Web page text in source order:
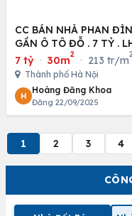
CC BÁN NHÀ PHAN
GẦN Ô TÔ ĐỖ . 7 TỶ .
7 tỷ · 30m
2
· 213 tr/m
2
Thành phố Hà Nội
H
Hoàng Đăng Khoa
Đăng 22/09/2025
1 2 3 4